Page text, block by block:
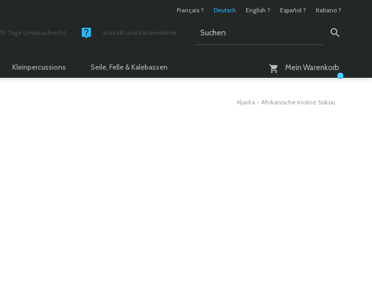
Français ? Deutsch English ? Español ? Italiano ?
15 Tage Umtauschrecht Kontakt und Kundendienst
Mein Warenkorb
0
Kleinpercussions Seile, Felle & Kalebassen
Njarka - Afrikanische Violine Sokou